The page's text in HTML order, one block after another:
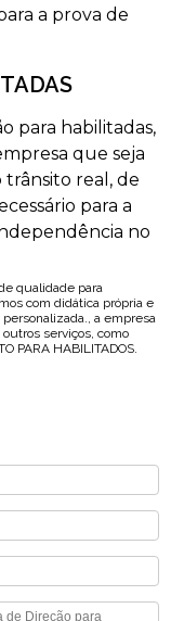
a prova de
para habilitadas,
que seja
trânsito real, de
para a
no
qualidade para
com didática própria e
a empresa
serviços, como
PARA HABILITADOS.